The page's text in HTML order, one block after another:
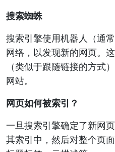
搜索蜘蛛
搜索引擎使用机器人（通
网络，以发现新的网页。
（类似于跟随链接的方式
网站。
网页如何被索引？
一旦搜索引擎确定了新网
其索引中，然后对整个页